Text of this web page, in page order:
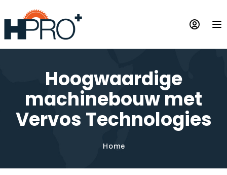
en
naar
de
Hoogwaardige
machinebouw met
Vervos Technologies
Home